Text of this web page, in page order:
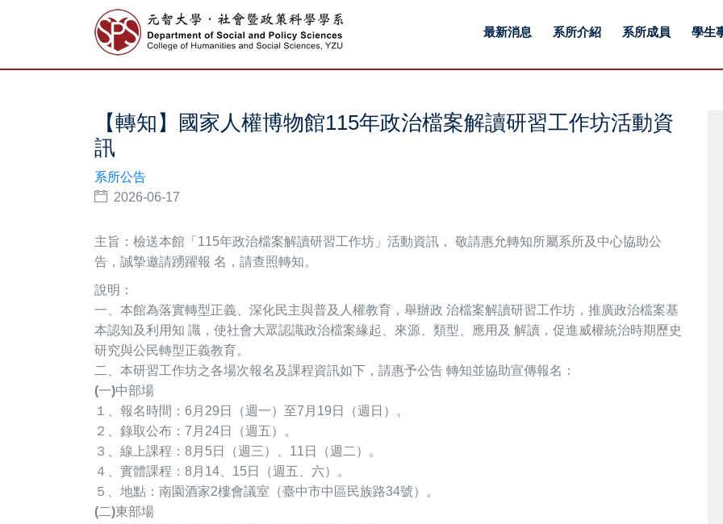
最新消息 系所介紹 系所成員 學生
【轉知】國家人權博物館115年政治檔案解讀研習工作坊活動資
訊
系所公告
2026-06-17
主旨： 檢送本館「115年政治檔案解讀研習工作坊」活動資訊， 敬請惠允轉知所屬系所及中心協助公
告，誠摯邀請踴躍報 名，請查照轉知。
說明：
一、本館為落實轉型正義、深化民主與普及人權教育，舉辦政 治檔案解讀研習工作坊，推廣政治檔案基
本認知及利用知 識，使社會大眾認識政治檔案緣起、來源、類型、應用及 解讀，促進威權統治時期歷史
研究與公民轉型正義教育。
二、本研習工作坊之各場次報名及課程資訊如下，請惠予公告 轉知並協助宣傳報名：
(一)中部場
１、報名時間：6月29日（週一）至7月19日（週日）。
２、錄取公布：7月24日（週五）。
３、線上課程：8月5日（週三）、11日（週二）。
４、實體課程：8月14、15日（週五、六）。
５、地點：南園酒家2樓會議室（臺中市中區民族路34號）。
(二)東部場